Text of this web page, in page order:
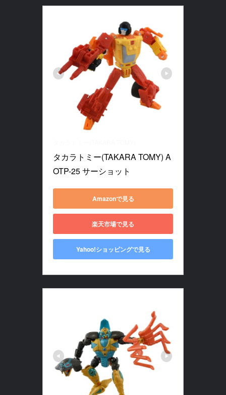
タカラトミー(TAKARA TOMY) A
OTP-25 サーショット
Amazonで見る
楽天市場で見る
Yahoo!ショッピングで見る